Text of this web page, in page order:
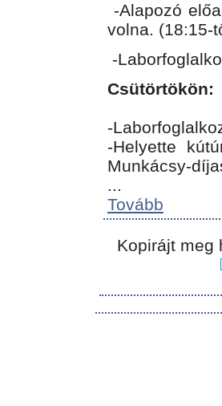
-Alapozó
volna. (18:15-
-
Csütörtökön:
-
-Helyette
Munkácsy-
...
Tovább
Kopirájt meg